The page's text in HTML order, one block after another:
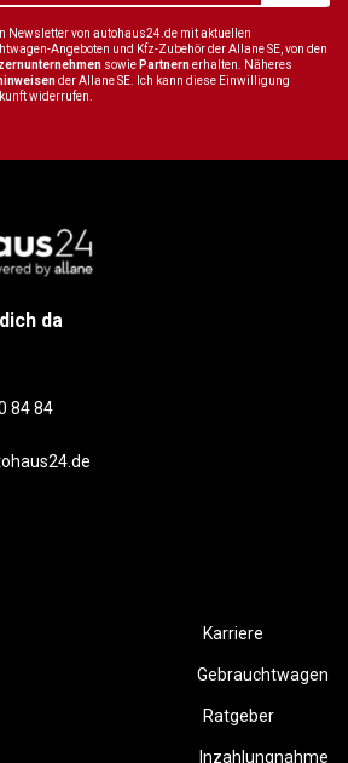
Newsletter von autohaus24.de mit aktuellen
Angeboten und Kfz-Zubehör der Allane SE, von den
sowie Partnernerhalten. Näheres
der Allane SE. Ich kann diese Einwilligung
widerrufen.
da
84 84
Karriere
Gebrauchtwagen
Ratgeber
Inzahlungnahme